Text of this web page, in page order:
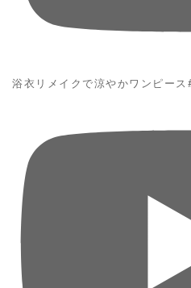
浴衣リメイクで涼やかワンピース